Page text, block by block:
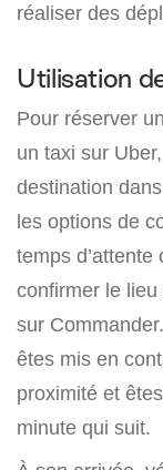
réaliser des
Utilisation
Pour réserver
un taxi sur
destination
les options de
temps
confirmer le
sur
êtes mis en
proximité et
minute qui suit.